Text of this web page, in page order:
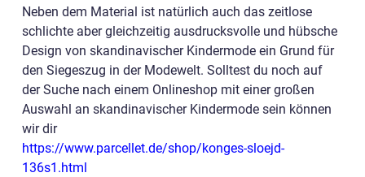
Neben dem Material ist natürlich auch das zeitlose
schlichte aber gleichzeitig ausdrucksvolle und hübsche
Design von skandinavischer Kindermode ein Grund für
den Siegeszug in der Modewelt. Solltest du noch auf
der Suche nach einem Onlineshop mit einer großen
Auswahl an skandinavischer Kindermode sein können
wir dir
https://www.parcellet.de/shop/konges-sloejd-
136s1.html